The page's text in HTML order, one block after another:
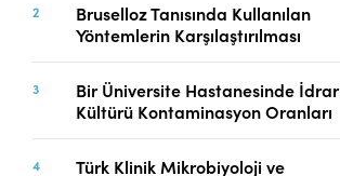
Editoryal Süreç
Danışmanlık Süreci
Yazarlara Bilgi
Online Makale
Gönderimi
Dizinler
Bruselloz Tanısında Kullanılan
Yöntemlerin Karşılaştırılması
Bir Üniversite Hastanesinde İdrar
Kültürü Kontaminasyon Oranları
Türk Klinik Mikrobiyoloji ve